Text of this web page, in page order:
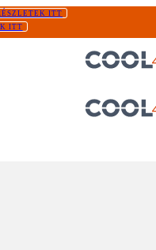
ITT
ITT